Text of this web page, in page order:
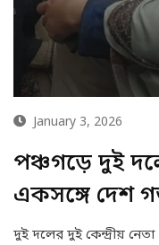
January 3, 2026
পঞ্চগড়ে দুই
একসঙ্গে দেশ
দুই দলের দুই কেন্দ্রীয়